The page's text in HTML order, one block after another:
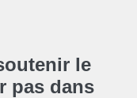
le
pas dans